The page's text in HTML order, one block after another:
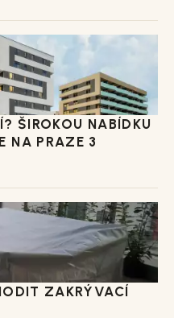
ŠIROKOU NABÍDKU
NA PRAZE 3
ZAKRÝVACÍ